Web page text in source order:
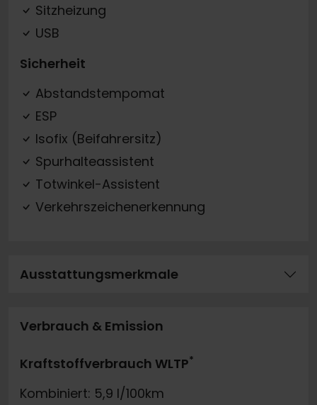
Sitzheizung
USB
Sicherheit
Abstandstempomat
ESP
Isofix (Beifahrersitz)
Spurhalteassistent
Totwinkel-Assistent
Verkehrszeichenerkennung
Ausstattungsmerkmale
Verbrauch & Emission
Kraftstoffverbrauch WLTP*
Kombiniert: 5,9 l/100km